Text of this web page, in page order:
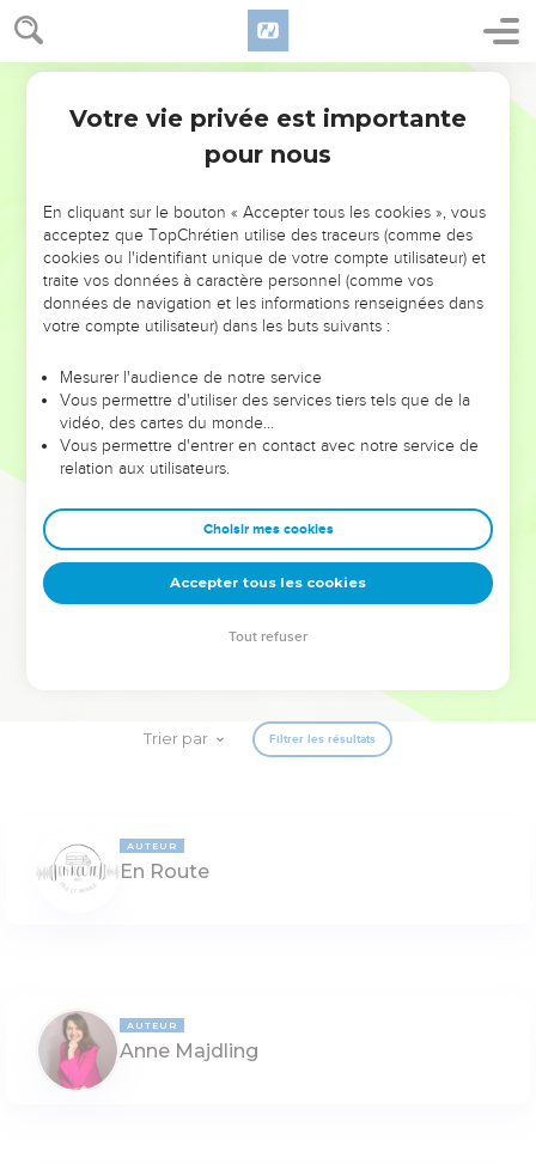
NE MANQUEZ PAS L’ÉVÉNEMENT
DE L’ANNÉE !
ET SI LEURS ERREURS POUVAIENT VOUS ÉVITER LES
VOTRES ?
leur foi ou leur vision. Mais on voit moins les doutes, les erreurs
et les saisons difficiles qu'ils ont traversés, alors même que ce
sont elles qui les ont façonnés.
Dans cette conférence, leaders, entrepreneurs, et responsables
clés pour avancer avec plus de sagesse afin que leurs erreurs
deviennent vos tremplins. Que vous guidiez un ministère, une
équipe, un groupe ou une famille, leur expérience est faite
pour vous.
Trier par Filtrer les résultats
AUTEUR
En Route
AUTEUR
Anne Majdling
Votre vie privée est importante
pour nous
En cliquant sur le bouton « Accepter tous les cookies », vous
acceptez que TopChrétien utilise des traceurs (comme des
cookies ou l'identifiant unique de votre compte utilisateur) et
traite vos données à caractère personnel (comme vos
données de navigation et les informations renseignées dans
votre compte utilisateur) dans les buts suivants :
Mesurer l'audience de notre service
Vous permettre d'utiliser des services tiers tels que de la
vidéo, des cartes du monde…
Vous permettre d'entrer en contact avec notre service de
relation aux utilisateurs.
Choisir mes cookies
Accepter tous les cookies
Tout refuser